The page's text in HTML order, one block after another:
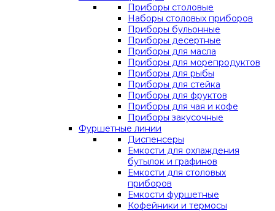
Приборы столовые
Наборы столовых приборов
Приборы бульонные
Приборы десертные
Приборы для масла
Приборы для морепродуктов
Приборы для рыбы
Приборы для стейка
Приборы для фруктов
Приборы для чая и кофе
Приборы закусочные
Фуршетные линии
Диспенсеры
Емкости для охлаждения
бутылок и графинов
Емкости для столовых
приборов
Емкости фуршетные
Кофейники и термосы